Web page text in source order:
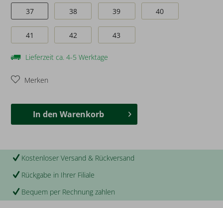
37
38 39 40
41 42 43
Lieferzeit ca. 4-5 Werktage
Merken
In den Warenkorb
Kostenloser Versand & Rückversand
Rückgabe in Ihrer Filiale
Bequem per Rechnung zahlen